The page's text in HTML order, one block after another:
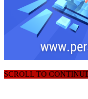
SCROLL TO